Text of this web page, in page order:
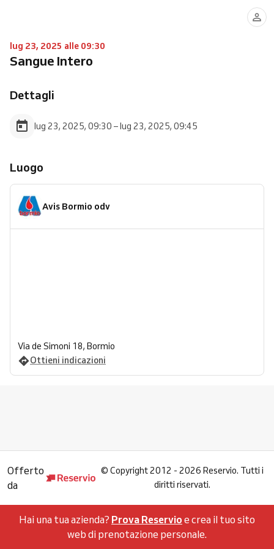
lug 23, 2025 alle 09:30
Sangue Intero
Dettagli
lug 23, 2025, 09:30 – lug 23, 2025, 09:45
Luogo
Avis Bormio odv
Via de Simoni 18, Bormio
Ottieni indicazioni
Offerto
da
© Copyright 2012 - 2026 Reservio. Tutti i
diritti riservati.
Hai una tua azienda? Prova Reservio e crea il tuo sito
web di prenotazione personale.